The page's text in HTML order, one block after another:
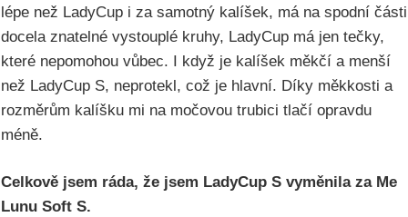
lépe než LadyCup i za samotný kalíšek, má na spodní části
docela znatelné vystouplé kruhy, LadyCup má jen tečky,
které nepomohou vůbec. I když je kalíšek měkčí a menší
než LadyCup S, neprotekl, což je hlavní. Díky měkkosti a
rozměrům kalíšku mi na močovou trubici tlačí opravdu
méně.
Celkově jsem ráda, že jsem LadyCup S vyměnila za Me
Lunu Soft S.